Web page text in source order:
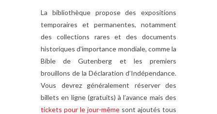
La bibliothèque propose des expositions
temporaires et permanentes, notamment
des collections rares et des documents
historiques d'importance mondiale, comme la
Bible de Gutenberg et les premiers
brouillons de la Déclaration d’Indépendance.
Vous devrez généralement réserver des
billets en ligne (gratuits) à l’avance mais des
tickets pour le jour-même sont ajoutés tous